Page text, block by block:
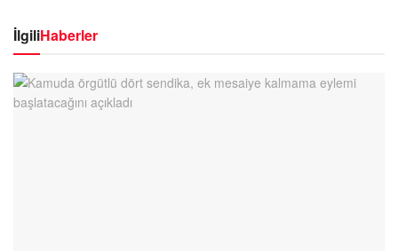
İlgiliHaberler